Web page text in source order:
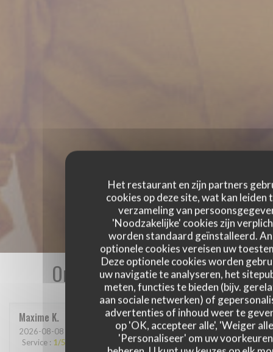
Het restaurant en zijn partners
cookies op deze site, wat kan leiden
verzameling van
'Noodzakelijke' cookies zijn
worden standaard geïnstalleerd.
optionele cookies vereisen uw
Deze optionele cookies worden
uw navigatie te analyseren, het
meten, functies te bieden (bijv.
aan sociale netwerken) of
advertenties of inhoud weer te
op 'OK, accepteer alle', 'Weiger
'Personaliseer' om uw
Onze gastbeoordelingen
Maxime K
2026-08-08 - 19:30 - Gasten 2
Service : 1/5 /5 Keuken:3/5 Kwaliteit / Prijs: 2/5